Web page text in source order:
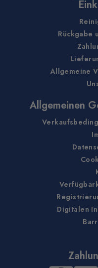
Rückgabe
Allgemeine
Allgemeinen
Digitalen